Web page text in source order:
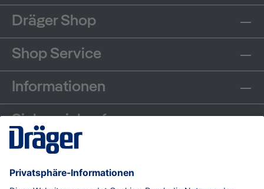
Dräger Shop
Shop Service
Informationen
Sicher einkaufen
Communities
Zahlungsarten